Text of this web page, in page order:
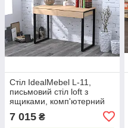
Стіл IdealMebel L-11,
письмовий стіл loft з
ящиками, комп'ютерний
будинок
7 015 ₴